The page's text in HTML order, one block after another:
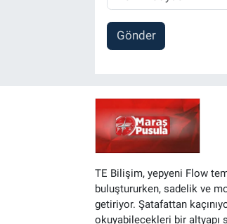
Gönder
TE Bilişim, yepyeni Flow
buluştururken, sadelik ve
getiriyor. Şatafattan
okuyabilecekleri bir altyapı